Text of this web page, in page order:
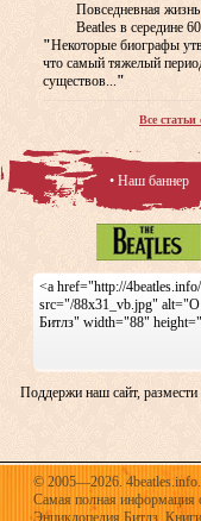
Повседневная
Beatles в середине
"Некоторые биографы
что самый тяжелый
существов..."
Все статьи
• Наш баннер
<a href="http://
src="/88x31_vb.jpg" alt="О
Битлз" width="88"
Поддержи наш сайт,
© 2005—2026. 4beatles.info.
Самая полная информация
Энциклопедия Битлз.